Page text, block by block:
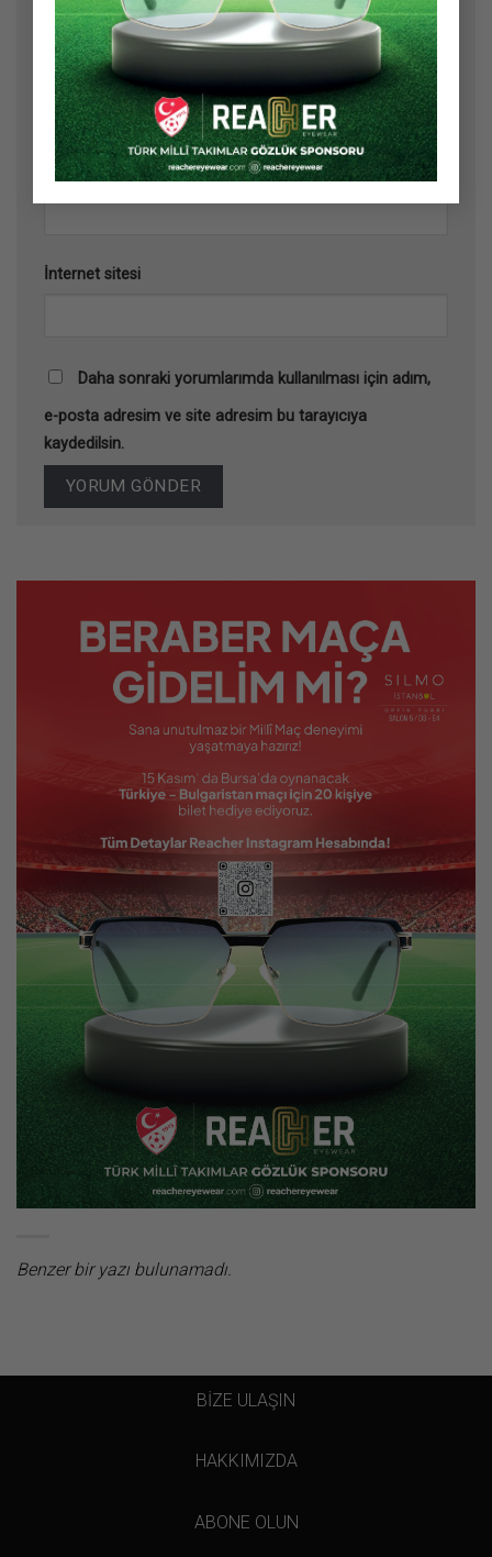
Ad*
E-posta*
İnternet sitesi
Daha sonraki yorumlarımda kullanılması için adım,
e-posta adresim ve site adresim bu tarayıcıya
kaydedilsin.
Benzer bir yazı bulunamadı.
BİZE ULAŞIN
HAKKIMIZDA
ABONE OLUN